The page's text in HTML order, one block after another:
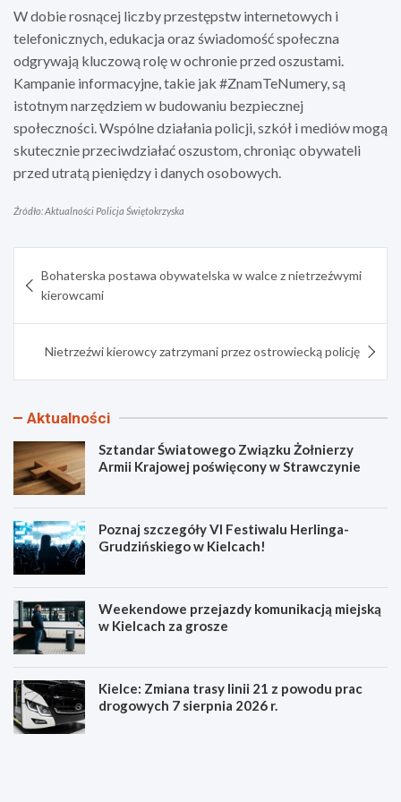
W dobie rosnącej liczby przestępstw internetowych i
telefonicznych, edukacja oraz świadomość społeczna
odgrywają kluczową rolę w ochronie przed oszustami.
Kampanie informacyjne, takie jak #ZnamTeNumery, są
istotnym narzędziem w budowaniu bezpiecznej
społeczności. Wspólne działania policji, szkół i mediów mogą
skutecznie przeciwdziałać oszustom, chroniąc obywateli
przed utratą pieniędzy i danych osobowych.
Źródło: Aktualności Policja Świętokrzyska
wpisu
Bohaterska postawa obywatelska w walce z nietrzeźwymi
kierowcami
Nietrzeźwi kierowcy zatrzymani przez ostrowiecką policję
Aktualności
Sztandar Światowego Związku Żołnierzy
Armii Krajowej poświęcony w Strawczynie
Poznaj szczegóły VI Festiwalu Herlinga-
Grudzińskiego w Kielcach!
Weekendowe przejazdy komunikacją miejską
w Kielcach za grosze
Kielce: Zmiana trasy linii 21 z powodu prac
drogowych 7 sierpnia 2026 r.
S
P